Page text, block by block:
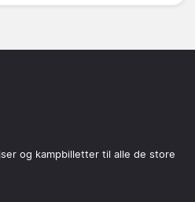
og kampbilletter til alle de store